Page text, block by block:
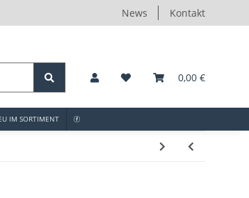
News Kontakt
0,00 €
IM SORTIMENT